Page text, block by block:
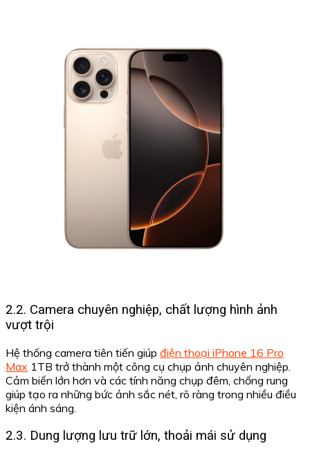
2.2. Camera chuyên nghiệp, chất lượng hình ảnh
vượt trội
Hệ thống camera tiên tiến giúp điện thoại iPhone 16 Pro
Max 1TB trở thành một công cụ chụp ảnh chuyên nghiệp.
Cảm biến lớn hơn và các tính năng chụp đêm, chống rung
giúp tạo ra những bức ảnh sắc nét, rõ ràng trong nhiều điều
kiện ánh sáng.
2.3. Dung lượng lưu trữ lớn, thoải mái sử dụng